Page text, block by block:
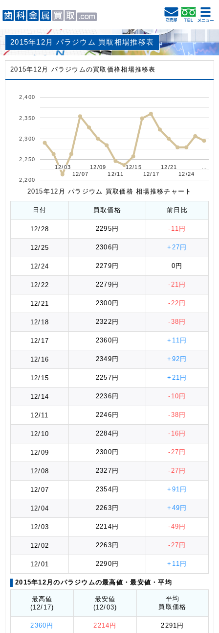
2015年12月 パラジウム 買取相場推移表
2015年12月 パラジウムの買取価格相場推移表
12/03
12/03
12/07
12/07
12/09
12/09
12/11
12/11
12/15
12/15
12/17
12/17
12/21
12/21
12/24
12/24
2,200
2,250
2,300
2,350
2,400
2015年12月 パラジウム 買取価格 相場推移チャート
日付 買取価格 前日比
12/28 2295円 -11円
12/25 2306円 +27円
12/24 2279円 0円
12/22 2279円 -21円
12/21 2300円 -22円
12/18 2322円 -38円
12/17 2360円 +11円
12/16 2349円 +92円
12/15 2257円 +21円
12/14 2236円 -10円
12/11 2246円 -38円
12/10 2284円 -16円
12/09 2300円 -27円
12/08 2327円 -27円
12/07 2354円 +91円
12/04 2263円 +49円
12/03 2214円 -49円
12/02 2263円 -27円
12/01 2290円 +11円
2015年12月のパラジウムの最高値 ・最安値 ・平均
最高値
(12/17)
最安値
(12/03)
平均
買取価格
2360円 2214円 2291円